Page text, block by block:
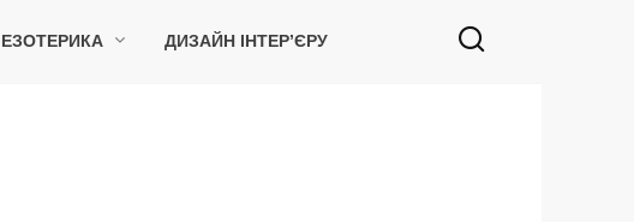
ЕЗОТЕРИКА ДИЗАЙН ІНТЕР’ЄРУ